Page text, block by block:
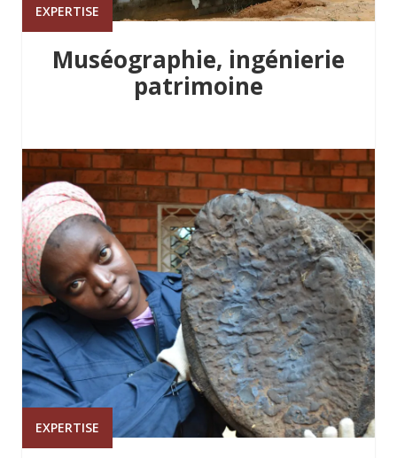
EXPERTISE
Muséographie, ingénierie
patrimoine
EXPERTISE